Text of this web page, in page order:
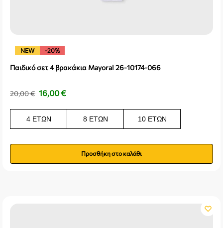
NEW -20%
Παιδικό σετ 4 βρακάκια Mayoral 26-10174-066
20,00€ 16,00€
4 ΕΤΏΝ 8 ΕΤΏΝ 10 ΕΤΏΝ
Προσθήκη στο καλάθι